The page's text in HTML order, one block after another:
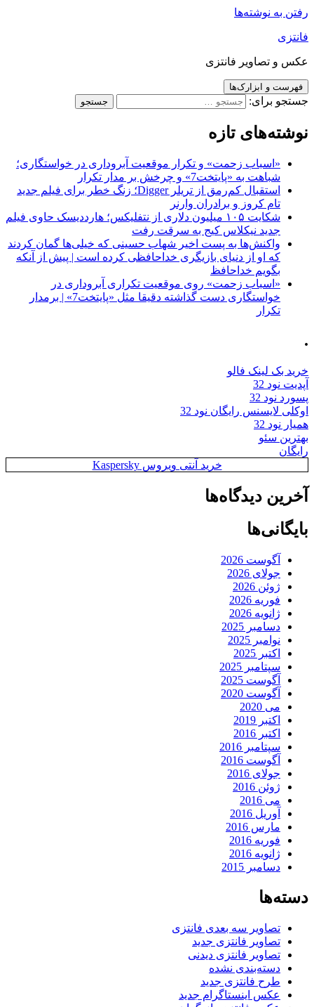
رفتن به نوشته‌ها
فانتزی
عکس و تصاویر فانتزی
فهرست و ابزارک‌ها
جستجو برای:
نوشته‌های تازه
«اسباب زحمت» و تکرار موقعیت آبروداری در خواستگاری؛
شباهت به «پایتخت7» و چرخش بر مدار تکرار
استقبال کم‌رمق از تریلر Digger؛ زنگ خطر برای فیلم جدید
تام کروز و برادران وارنر
شکایت ۱۰۵ میلیون دلاری از نتفلیکس؛ هارددیسک حاوی فیلم
جدید نیکلاس کیج به سرقت رفت
واکنش‌ها به پست اخیر شهاب حسینی که خیلی‌ها گمان کردند
که او از دنیای بازیگری خداحافظی کرده است | پیش از آنکه
بگویم خداحافظ
«اسباب زحمت» روی موقعیت تکراری آبروداری در
خواستگاری دست گذاشته دقیقا مثل «پایتخت7» | برمدار
تکرار
.
خرید بک لینک فالو
آپدیت نود 32
پسورد نود 32
اوکلی لایسنس رایگان نود 32
همیار نود 32
بهترین سئو
رایگان
خرید آنتی ویروس Kaspersky
آخرین دیدگاه‌ها
بایگانی‌ها
آگوست 2026
جولای 2026
ژوئن 2026
فوریه 2026
ژانویه 2026
دسامبر 2025
نوامبر 2025
اکتبر 2025
سپتامبر 2025
آگوست 2025
آگوست 2020
می 2020
اکتبر 2019
اکتبر 2016
سپتامبر 2016
آگوست 2016
جولای 2016
ژوئن 2016
می 2016
آوریل 2016
مارس 2016
فوریه 2016
ژانویه 2016
دسامبر 2015
دسته‌ها
تصاویر سه بعدی فانتزی
تصاویر فانتزی جدید
تصاویر فانتزی دیدنی
دسته‌بندی نشده
طرح فانتزی جدید
عکس اینستاگرام جدید